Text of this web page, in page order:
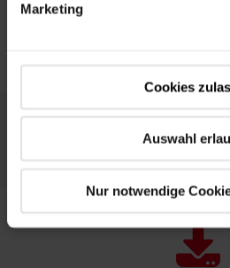
Marketing
Cookies
Auswahl
Nur notwendige
Stiahnite si ArchiCAD a
balík